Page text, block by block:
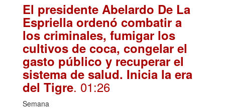
El presidente Abelardo De La
Espriella ordenó combatir a
los criminales, fumigar los
cultivos de coca, congelar el
gasto público y recuperar el
sistema de salud. Inicia la era
del Tigre. 01:26
Semana